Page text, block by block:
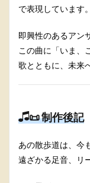
で表現しています。
即興性のあるアン
この曲に「いま、
歌とともに、未来
📜 制作後記
あの散歩道は、今
遠ざかる足音、リ